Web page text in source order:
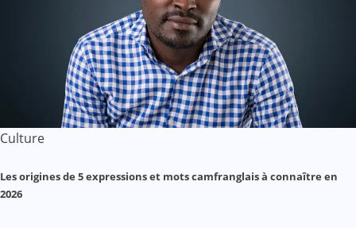
Culture
Les origines de 5 expressions et mots camfranglais à connaître en
2026